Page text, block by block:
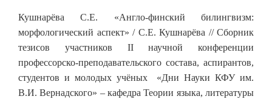
Кушнарёва С.Е. «Англо-финский билингвизм:
морфологический аспект» / С.Е. Кушнарёва // Сборник
тезисов участников II научной конференции
профессорско-преподавательского состава, аспирантов,
студентов и молодых учёных «Дни Науки КФУ им.
В.И. Вернадского» – кафедра Теории языка, литературы